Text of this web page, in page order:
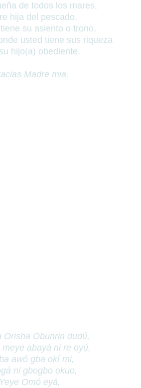
de todos los mares,
hija del pescado,
su asiento o trono,
usted tiene sus riqueza
hijo(a) obediente.
Madre mia.
Orisha Obunrin dudú,
abayá ni re oyú,
awó gba okí mi,
ni gbogbo okuo,
Yeye Omó eyá,